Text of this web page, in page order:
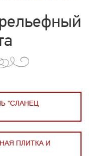
"СЛАНЕЦ
ПЛИТКА И